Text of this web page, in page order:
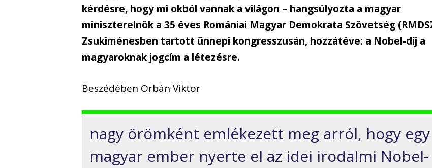
kérdésre, hogy mi okból vannak a világon – hangsúlyozta a magyar
miniszterelnök a 35 éves Romániai Magyar Demokrata Szövetség
Zsukiménesben tartott ünnepi kongresszusán, hozzátéve: a Nobel-díj a
magyaroknak jogcím a létezésre.
Beszédében Orbán Viktor
nagy örömként emlékezett meg arról, hogy egy
magyar ember nyerte el az idei irodalmi Nobel-